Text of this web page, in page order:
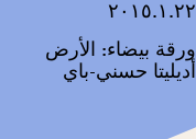
٢٠١٥.١.٢٢
ورقة بيضاء: الأرض
أديليتا حسني-باي